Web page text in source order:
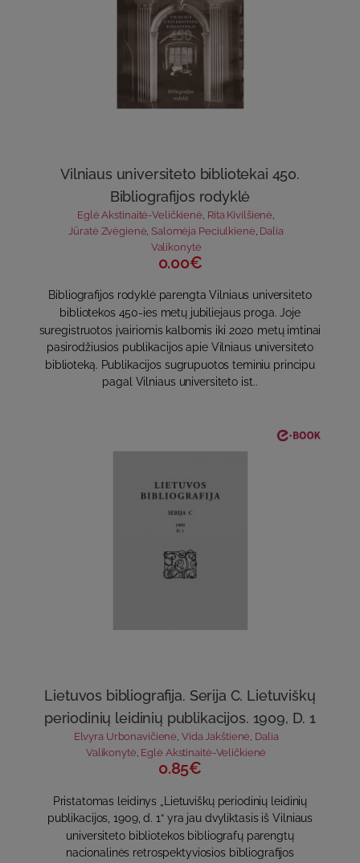
Vilniaus universiteto bibliotekai 450.
Bibliografijos rodyklė
Eglė Akstinaitė-Veličkienė, Rita Kivilšienė,
Jūratė Zvėgienė,Salomėja Peciulkienė, Dalia
Valikonytė
0.00€
Bibliografijos rodyklė parengta Vilniaus universiteto
bibliotekos 450-ies metų jubiliejaus proga. Joje
suregistruotos įvairiomis kalbomis iki 2020 metų imtinai
pasirodžiusios publikacijos apie Vilniaus universiteto
biblioteką. Publikacijos sugrupuotos teminiu principu
pagal Vilniaus universiteto ist..
Lietuvos bibliografija. Serija C. Lietuviškų
periodinių leidinių publikacijos. 1909, D. 1
Elvyra Urbonavičienė, Vida Jakštienė, Dalia
Valikonytė Eglė Akstinaitė-Veličkienė
0.85€
Pristatomas leidinys „Lietuviškų periodinių leidinių
publikacijos, 1909, d. 1“ yra jau dvyliktasis iš Vilniaus
universiteto bibliotekos bibliografų parengtų
nacionalinės retrospektyviosios bibliografijos